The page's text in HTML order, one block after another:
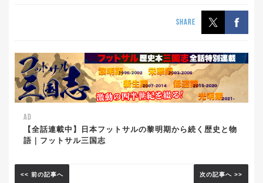
SHARE
AD
【全話連載中】日本フットサルの黎明期から続く歴史と物
語｜フットサル三国志
<< 前の記事へ 次の記事へ >>